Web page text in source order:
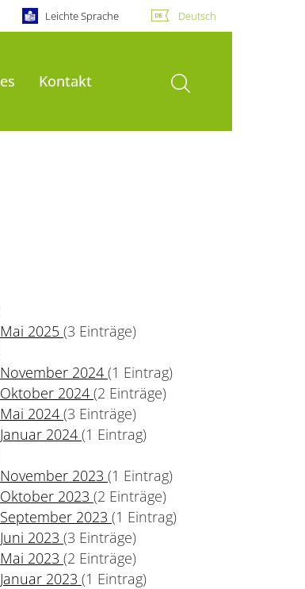
Leichte Sprache Deutsch
Kontakt Suche öffnen
Mai 2025(3 Einträge)
November 2024(1 Eintrag)
Oktober 2024(2 Einträge)
Mai 2024(3 Einträge)
Januar 2024(1 Eintrag)
November 2023(1 Eintrag)
Oktober 2023(2 Einträge)
September 2023(1 Eintrag)
Juni 2023(3 Einträge)
Mai 2023(2 Einträge)
Januar 2023(1 Eintrag)